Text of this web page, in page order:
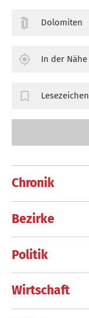
Chronik
Bezirke
Politik
Wirtschaft
Dolomiten
In der Nähe
Lesezeichen